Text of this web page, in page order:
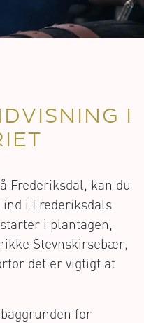
I
Frederiksdal, kan du
i Frederiksdals
i plantagen,
Stevnskirsebær,
det er vigtigt at
for